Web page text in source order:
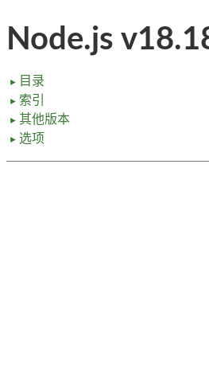
Node.js
► 目录
► 索引
► 其他版本
► 选项